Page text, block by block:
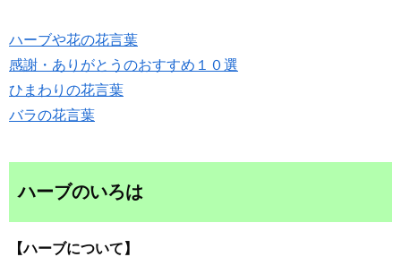
ハーブや花の花言葉
感謝・ありがとうのおすすめ１０選
ひまわりの花言葉
バラの花言葉
ハーブのいろは
【ハーブについて】